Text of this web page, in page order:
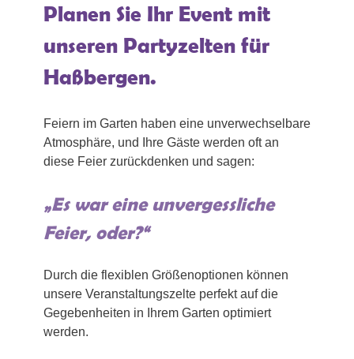
Planen Sie Ihr Event mit
unseren Partyzelten für
Haßbergen.
Feiern im Garten haben eine unverwechselbare
Atmosphäre, und Ihre Gäste werden oft an
diese Feier zurückdenken und sagen:
„Es war eine unvergessliche
Feier, oder?“
Durch die flexiblen Größenoptionen können
unsere Veranstaltungszelte perfekt auf die
Gegebenheiten in Ihrem Garten optimiert
werden.